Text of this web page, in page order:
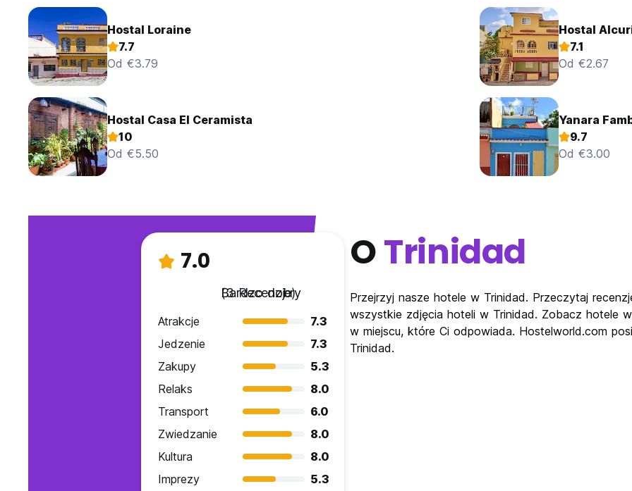
Hostal Loraine
7.7
Od €3.79
Hostal
7.1
Od €2.67
Hostal Casa El Ceramista
10
Od €5.50
Yanara
9.7
Od €3.00
7.0
Bardzo dobry
(3 Recenzje)
Atrakcje
7.3
Jedzenie
7.3
Zakupy
5.3
Relaks
8.0
Transport
6.0
Zwiedzanie
8.0
Kultura
8.0
Imprezy
5.3
OTrinidad
Przejrzyj nasze hotele w Trinidad. Przeczytaj
wszystkie zdjęcia hoteli w Trinidad. Zobacz hotele
w miejscu, które Ci odpowiada. Hostelworld.com
Trinidad.